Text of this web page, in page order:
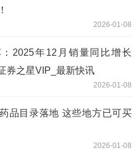
2026-01-08
2025年12月销量同比增长
券之星VIP_最新快讯
2026-01-08
品目录落地 这些地方已可买
2026-01-08